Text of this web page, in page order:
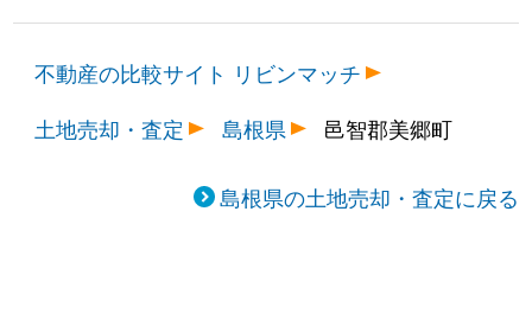
不動産の比較サイト リビンマッチ
土地売却・査定
島根県 邑智郡美郷町
島根県の土地売却・査定に戻る